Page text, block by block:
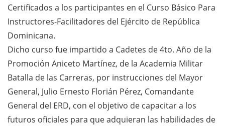
Certificados a los participantes en el Curso Básico Para
Instructores-Facilitadores del Ejército de República
Dominicana.
Dicho curso fue impartido a Cadetes de 4to. Año de la
Promoción Aniceto Martínez, de la Academia Militar
Batalla de las Carreras, por instrucciones del Mayor
General, Julio Ernesto Florián Pérez, Comandante
General del ERD, con el objetivo de capacitar a los
futuros oficiales para que adquieran las habilidades de